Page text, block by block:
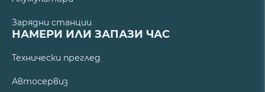
Зарядни станции
НАМЕРИ ИЛИ ЗАПАЗИ ЧАС
Технически преглед
Автосервиз